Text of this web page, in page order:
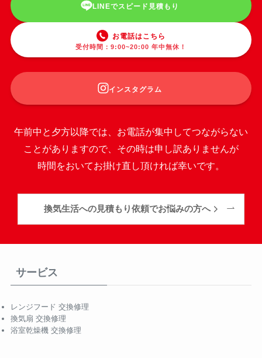
LINEでスピード見積もり
お電話はこちら
受付時間：9:00~20:00 年中無休！
インスタグラム
午前中と夕方以降では、お電話が集中してつながらない
ことがありますので、その時は申し訳ありませんが
時間をおいてお掛け直し頂ければ幸いです。
換気生活への見積もり依頼でお悩みの方へ
サービス
レンジフード 交換修理
換気扇 交換修理
浴室乾燥機 交換修理